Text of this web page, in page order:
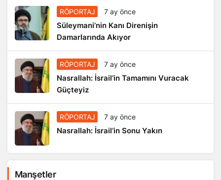
RÖPORTAJ 7 ay önce
Süleymani’nin Kanı Direnişin
Damarlarında Akıyor
RÖPORTAJ 7 ay önce
Nasrallah: İsrail’in Tamamını Vuracak
Güçteyiz
RÖPORTAJ 7 ay önce
Nasrallah: İsrail’in Sonu Yakın
Manşetler